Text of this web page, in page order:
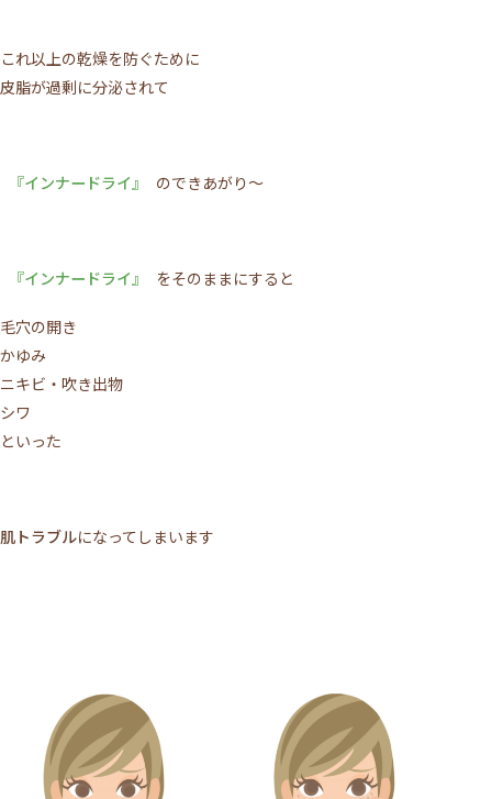
これ以上の乾燥を防ぐために
皮脂が過剰に分泌されて
『インナードライ』 のできあがり～
『インナードライ』 をそのままにすると
毛穴の開き
かゆみ
ニキビ・吹き出物
シワ
といった
肌トラブルになってしまいます